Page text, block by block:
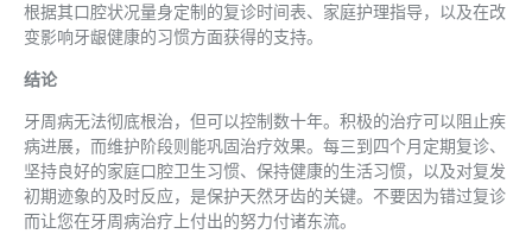
根据其口腔状况量身定制的复诊时间表、家庭护理指导，以及在改
变影响牙龈健康的习惯方面获得的支持。
结论
牙周病无法彻底根治，但可以控制数十年。积极的治疗可以阻止疾
病进展，而维护阶段则能巩固治疗效果。每三到四个月定期复诊、
坚持良好的家庭口腔卫生习惯、保持健康的生活习惯，以及对复发
初期迹象的及时反应，是保护天然牙齿的关键。不要因为错过复诊
而让您在牙周病治疗上付出的努力付诸东流。